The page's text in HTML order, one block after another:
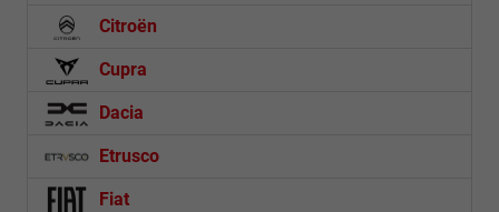
Citroën
Cupra
Dacia
Etrusco
Fiat